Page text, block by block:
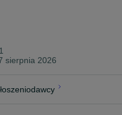
sierpnia 2026